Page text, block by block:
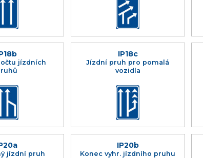
jízdních
IP18c
Jízdní pruh pro pomalá
vozidla
jízdní pruh
IP20b
Konec vyhr. jízdního pruhu